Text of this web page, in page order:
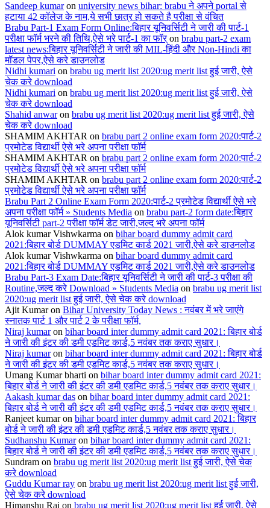
Sandeep kumaron university news bihar: brabu ने अपने portal से
हटाया 42 कॉलेज के नाम,ये सभी छात्र हो सकते है परीक्षा से वंचित
Brabu Part-1 Exam Form Online:बिहार यूनिवर्सिटी ने जारी की पार्ट-1
परीक्षा फॉर्म भरने की तिथि,ऐसे भरे पार्ट-1 का फॉर्on brabu part-2 exam
latest news:बिहार यूनिवर्सिटी ने जारी की MIL-हिंदी और Non-Hindi का
मॉडल पेपर,ऐसे करे डाउनलोड
Nidhi kumari on brabu ug merit list 2020:ug merit list हुई जारी, ऐसे
चेक करे download
Nidhi kumari on brabu ug merit list 2020:ug merit list हुई जारी, ऐसे
चेक करे download
Shahid anwaron brabu ug merit list 2020:ug merit list हुई जारी, ऐसे
चेक करे download
SHAMIM AKHTAR on brabu part 2 online exam form 2020:पार्ट-2
प्रमोटेड विद्यार्थी ऐसे भरे अपना परीक्षा फॉर्म
SHAMIM AKHTAR on brabu part 2 online exam form 2020:पार्ट-2
प्रमोटेड विद्यार्थी ऐसे भरे अपना परीक्षा फॉर्म
SHAMIM AKHTAR on brabu part 2 online exam form 2020:पार्ट-2
प्रमोटेड विद्यार्थी ऐसे भरे अपना परीक्षा फॉर्म
Brabu Part 2 Online Exam Form 2020:पार्ट-2 प्रमोटेड विद्यार्थी ऐसे भरे
अपना परीक्षा फॉर्म » Students Media on brabu part-2 form date:बिहार
यूनिवर्सिटी part-2 परीक्षा फॉर्म डेट जारी,जल्द भरे अपना फॉर्म
Alok kumar Vishwkarma on bihar board dummy admit card
2021:बिहार बोर्ड DUMMAY एडमिट कार्ड 2021 जारी,ऐसे करे डाउनलोड
Alok kumar Vishwkarma on bihar board dummy admit card
2021:बिहार बोर्ड DUMMAY एडमिट कार्ड 2021 जारी,ऐसे करे डाउनलोड
Brabu Part-3 Exam Date:बिहार यूनिवर्सिटी ने जारी की पार्ट-3 परीक्षा की
Routine,जल्द करे Download » Students Media on brabu ug merit list
2020:ug merit list हुई जारी, ऐसे चेक करे download
Ajit Kumaron Bihar University Today News : नवंबर में भरे जाएंगे
स्नातक पार्ट 1 और पार्ट 2 के परीक्षा फॉर्म,
Niraj kumaron bihar board inter dummy admit card 2021: बिहार बोर्ड
ने जारी की इंटर की डमी एडमिट कार्ड,5 नवंबर तक कराए सुधार।
Niraj kumaron bihar board inter dummy admit card 2021: बिहार बोर्ड
ने जारी की इंटर की डमी एडमिट कार्ड,5 नवंबर तक कराए सुधार।
Umang Kumar bharti on bihar board inter dummy admit card 2021:
बिहार बोर्ड ने जारी की इंटर की डमी एडमिट कार्ड,5 नवंबर तक कराए सुधार।
Aakash kumar das on bihar board inter dummy admit card 2021:
बिहार बोर्ड ने जारी की इंटर की डमी एडमिट कार्ड,5 नवंबर तक कराए सुधार।
Ranjeet kumaron bihar board inter dummy admit card 2021: बिहार
बोर्ड ने जारी की इंटर की डमी एडमिट कार्ड,5 नवंबर तक कराए सुधार।
Sudhanshu Kumaron bihar board inter dummy admit card 2021:
बिहार बोर्ड ने जारी की इंटर की डमी एडमिट कार्ड,5 नवंबर तक कराए सुधार।
Sundram on brabu ug merit list 2020:ug merit list हुई जारी, ऐसे चेक
करे download
Guddu Kumar ray on brabu ug merit list 2020:ug merit list हुई जारी,
ऐसे चेक करे download
Himanshu Raj on brabu ug merit list 2020:ug merit list हुई जारी, ऐसे